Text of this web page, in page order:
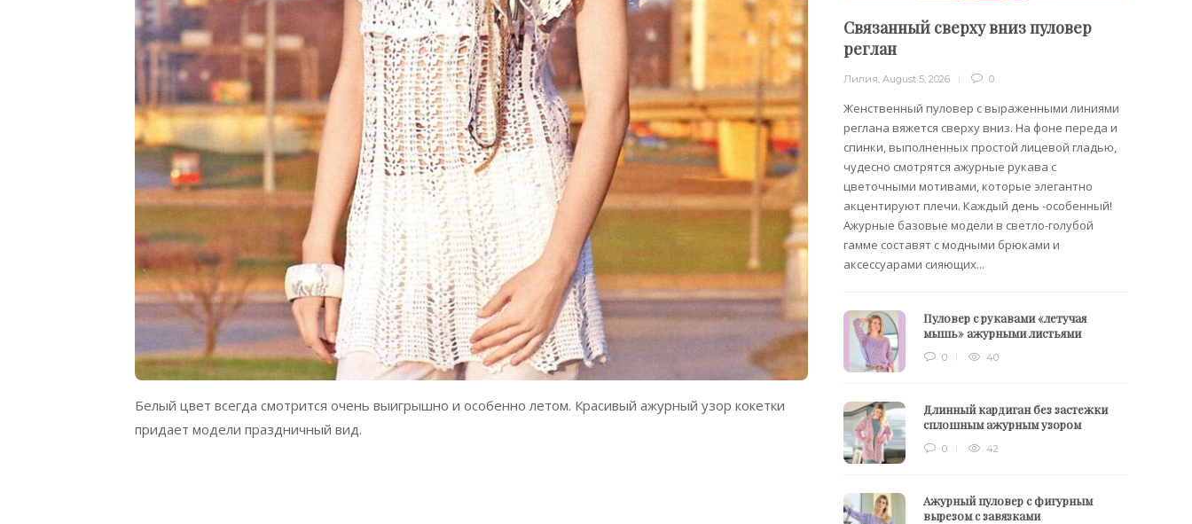
Белый цвет всегда смотрится очень выигрышно и особенно летом. Красивый ажурный узор кокетки
придает модели праздничный вид.
Связанный сверху вниз пуловер
реглан
Лилия ,August 5, 2026 0
Женственный пуловер с выраженными линиями
реглана вяжется сверху вниз. На фоне переда и
спинки, выполненных простой лицевой гладью,
чудесно смотрятся ажурные рукава с
цветочными мотивами, которые элегантно
акцентируют плечи. Каждый день -особенный!
Ажурные базовые модели в светло-голубой
гамме составят с модными брюками и
аксессуарами сияющих...
Пуловер с рукавами «летучая
мышь» ажурными листьями
0 40
Длинный кардиган без застежки
сплошным ажурным узором
0 42
Ажурный пуловер с фигурным
вырезом с завязками